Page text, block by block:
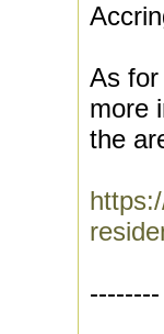
As
more
the
--------